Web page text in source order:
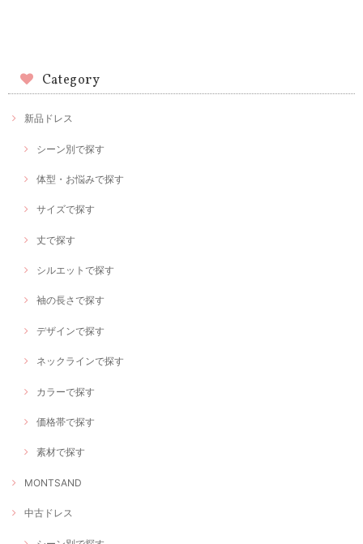
Category
新品ドレス
シーン別で探す
体型・お悩みで探す
サイズで探す
丈で探す
シルエットで探す
袖の長さで探す
デザインで探す
ネックラインで探す
カラーで探す
価格帯で探す
素材で探す
MONTSAND
中古ドレス